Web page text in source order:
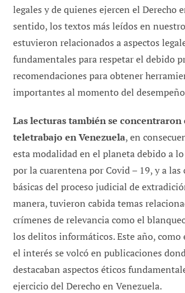
legales y de quienes ejercen el Derecho
sentido, los textos más leídos en
estuvieron relacionados a aspectos
fundamentales para respetar el debido
recomendaciones para obtener
importantes al momento del
Las lecturas también se concentraron
teletrabajo en Venezuela, en
esta modalidad en el planeta debido a
por la cuarentena por Covid – 19, y a las
básicas del proceso judicial de
manera, tuvieron cabida temas
crímenes de relevancia como el
los delitos informáticos. Este año, como
el interés se volcó en publicaciones
destacaban aspectos éticos
ejercicio del Derecho en Venezuela.